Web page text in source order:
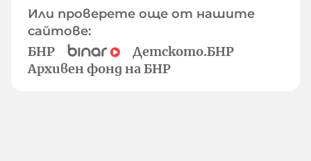
Или проверете още от нашите
сайтове:
БНР
Детското.БНР
Архивен фонд на БНР